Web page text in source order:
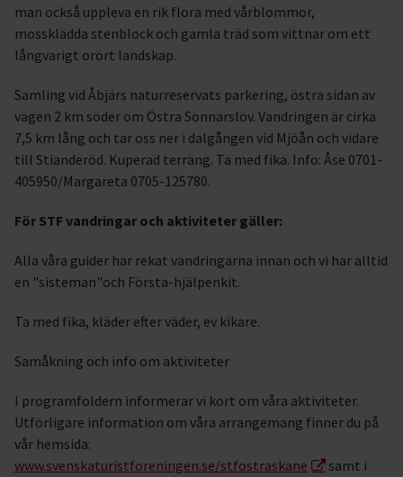
man också uppleva en rik flora med vårblommor,
mossklädda stenblock och gamla träd som vittnar om ett
långvarigt orört landskap.
Samling vid Åbjärs naturreservats parkering, östra sidan av
vägen 2 km söder om Östra Sönnarslöv. Vandringen är cirka
7,5 km lång och tar oss ner i dalgången vid Mjöån och vidare
till Stianderöd. Kuperad terräng. Ta med fika. Info: Åse 0701-
405950/Margareta 0705-125780.
För STF vandringar och aktiviteter gäller:
Alla våra guider har rekat vandringarna innan och vi har alltid
en "sisteman"och Första-hjälpenkit.
Ta med fika, kläder efter väder, ev kikare.
Samåkning och info om aktiviteter
I programfoldern informerar vi kort om våra aktiviteter.
Utförligare information om våra arrangemang finner du på
vår hemsida:
www.svenskaturistforeningen.se/stfostraskane
samt i